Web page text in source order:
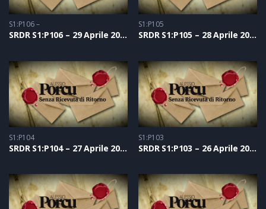
S1:P106 –
SRDR S1:P106 – 29 Aprile 2021
S1:P105
SRDR S1:P105 – 28 Aprile 2021
S1:P104
SRDR S1:P104 – 27 Aprile 2021
S1:P103
SRDR S1:P103 – 26 Aprile 2021